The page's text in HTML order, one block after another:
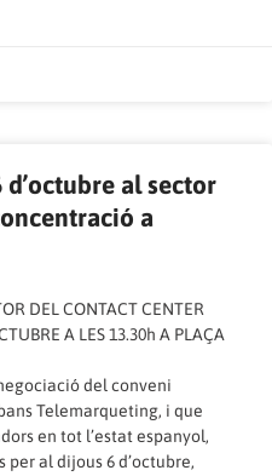
d’octubre al sector
a
DEL CONTACT CENTER
A LES 13.30h A PLAÇA
del conveni
Telemarqueting, i que
en tot l’estat espanyol,
per al dijous 6 d’octubre,